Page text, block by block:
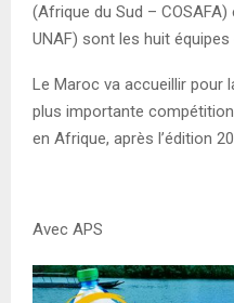
(Afrique du Sud –
UNAF) sont les huit équipes
Le Maroc va accueillir pour
plus importante
en Afrique, après l’édition
Avec APS